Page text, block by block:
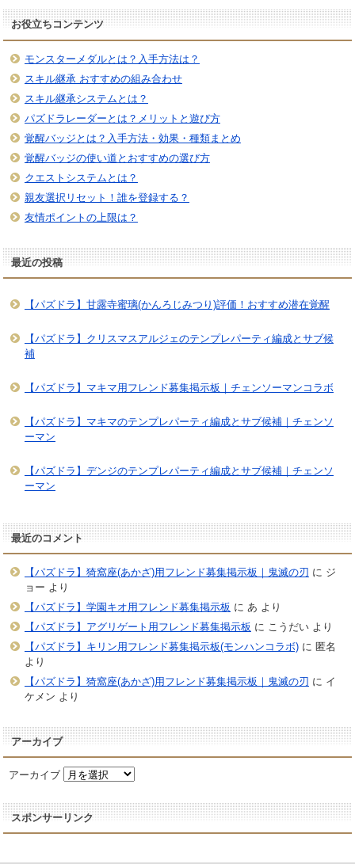
お役立ちコンテンツ
モンスターメダルとは？入手方法は？
スキル継承 おすすめの組み合わせ
スキル継承システムとは？
パズドラレーダーとは？メリットと遊び方
覚醒バッジとは？入手方法・効果・種類まとめ
覚醒バッジの使い道とおすすめの選び方
クエストシステムとは？
親友選択リセット！誰を登録する？
友情ポイントの上限は？
最近の投稿
【パズドラ】甘露寺蜜璃(かんろじみつり)評価！おすすめ潜在覚醒
【パズドラ】クリスマスアルジェのテンプレパーティ編成とサブ候
補
【パズドラ】マキマ用フレンド募集掲示板｜チェンソーマンコラボ
【パズドラ】マキマのテンプレパーティ編成とサブ候補｜チェンソ
ーマン
【パズドラ】デンジのテンプレパーティ編成とサブ候補｜チェンソ
ーマン
最近のコメント
【パズドラ】猗窩座(あかざ)用フレンド募集掲示板｜鬼滅の刃 に ジ
ョー より
【パズドラ】学園キオ用フレンド募集掲示板 に あ より
【パズドラ】アグリゲート用フレンド募集掲示板 に こうだいより
【パズドラ】キリン用フレンド募集掲示板(モンハンコラボ)に 匿名
より
【パズドラ】猗窩座(あかざ)用フレンド募集掲示板｜鬼滅の刃 に イ
ケメン より
アーカイブ
アーカイブ
スポンサーリンク